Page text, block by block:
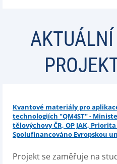
Kvantové materiály pro
technologiích "QM4ST" -
tělovýchovy ČR, OP JAK,
Spolufinancováno Evropskou
Projekt se zaměřuje na